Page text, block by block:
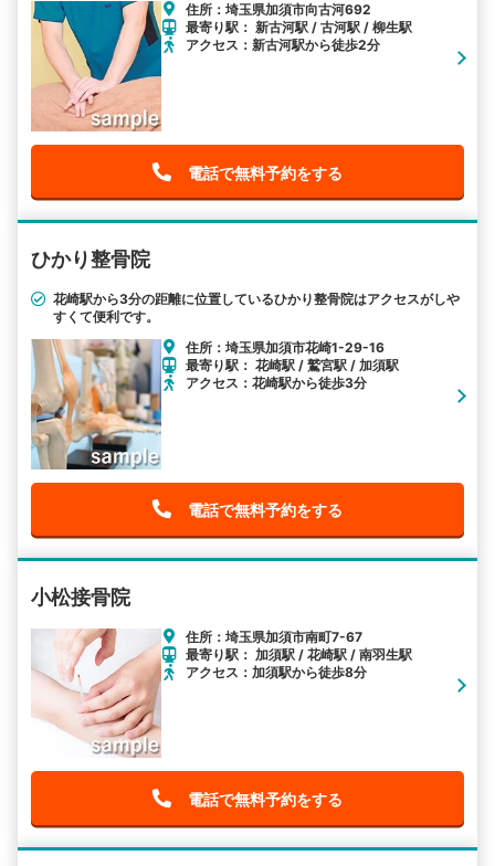
住所：埼玉県加須市向古河692
最寄り駅： 新古河駅 / 古河駅 / 柳生駅
アクセス：新古河駅から徒歩2分
電話で無料予約をする
ひかり整骨院
花崎駅から3分の距離に位置しているひかり整骨院はアクセスがしや
すくて便利です。
住所：埼玉県加須市花崎1-29-16
最寄り駅： 花崎駅 / 鷲宮駅 / 加須駅
アクセス：花崎駅から徒歩3分
電話で無料予約をする
小松接骨院
住所：埼玉県加須市南町7-67
最寄り駅： 加須駅 / 花崎駅 / 南羽生駅
アクセス：加須駅から徒歩8分
電話で無料予約をする